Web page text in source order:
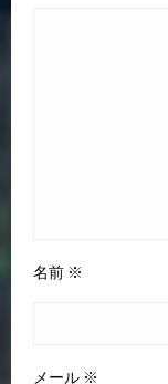
名前 ※
メール ※